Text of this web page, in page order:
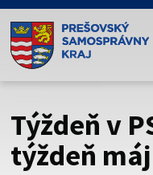
Doména psk.sk je
Toto je oficiálna webová
psk.sk.
Táto stránka je
Týždeň v
týždeň